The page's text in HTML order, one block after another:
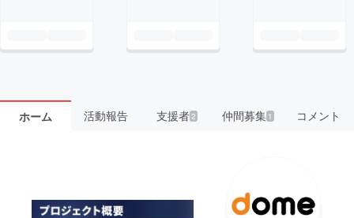
ホーム 活動報告 支援者2 仲間募集 1 コメント